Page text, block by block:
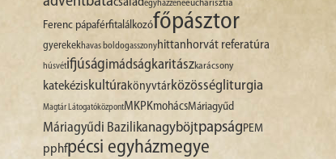
egyházzeneeucharisztia
Ferenc pápaférfitalálkozófőpásztor
gyerekekhavas boldogasszonyhittanhorvát referatúra
húsvétifjúságimádságkaritászkarácsony
katekéziskultúra könyvtárközösségliturgia
Magtár LátogatóközpontMKPKmohácsMáriagyűd
Máriagyűdi Bazilikanagyböjtpapság PEM
pphfpécsi egyházmegye